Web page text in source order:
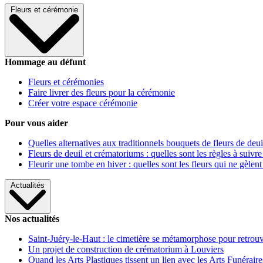
Fleurs et cérémonie
Hommage au défunt
Fleurs et cérémonies
Faire livrer des fleurs pour la cérémonie
Créer votre espace cérémonie
Pour vous aider
Quelles alternatives aux traditionnels bouquets de fleurs de
Fleurs de deuil et crématoriums : quelles sont les règles à
Fleurir une tombe en hiver : quelles sont les fleurs qui ne gèlent
Actualités
Nos actualités
Saint-Juéry-le-Haut : le cimetière se métamorphose pour
Un projet de construction de crématorium à Louviers
Quand les Arts Plastiques tissent un lien avec les Arts